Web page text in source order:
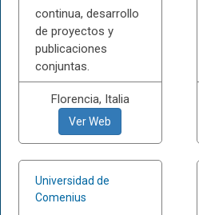
continua, desarrollo
de proyectos y
publicaciones
conjuntas.
Florencia, Italia
Ver Web
Universidad de
Comenius